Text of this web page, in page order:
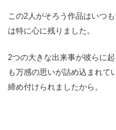
この2人がそろう作品はいつ
は特に心に残りました。
2つの大きな出来事が彼らに
も万感の思いが詰め込まれて
締め付けられましたから。